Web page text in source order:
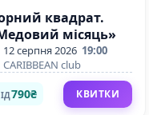
квадрат.
місяць»
12 серпня 2026 19:00
CARIBBEAN club
790₴ КВИТКИ